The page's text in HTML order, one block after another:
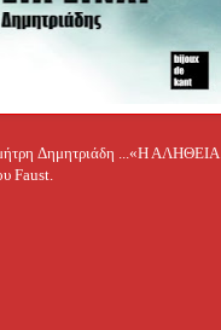
Δημητριάδη ...«Η ΑΛΗΘΕΙΑ
Faust.